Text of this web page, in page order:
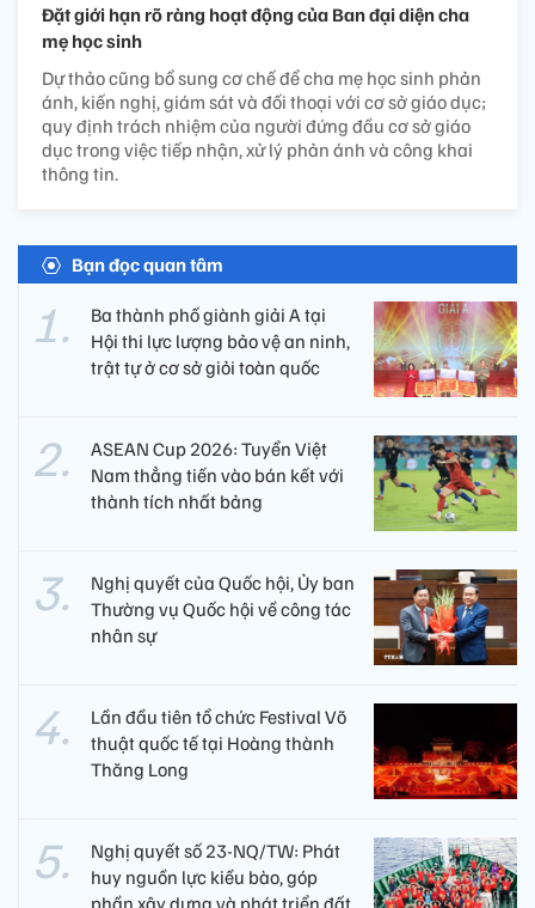
Đặt giới hạn rõ ràng hoạt động của Ban đại diện cha
mẹ học sinh
Dự thảo cũng bổ sung cơ chế để cha mẹ học sinh phản
ánh, kiến nghị, giám sát và đối thoại với cơ sở giáo dục;
quy định trách nhiệm của người đứng đầu cơ sở giáo
dục trong việc tiếp nhận, xử lý phản ánh và công khai
thông tin.
Bạn đọc quan tâm
Ba thành phố giành giải A tại
Hội thi lực lượng bảo vệ an ninh,
trật tự ở cơ sở giỏi toàn quốc
ASEAN Cup 2026: Tuyển Việt
Nam thẳng tiến vào bán kết với
thành tích nhất bảng
Nghị quyết của Quốc hội, Ủy ban
Thường vụ Quốc hội về công tác
nhân sự
Lần đầu tiên tổ chức Festival Võ
thuật quốc tế tại Hoàng thành
Thăng Long
Nghị quyết số 23-NQ/TW: Phát
huy nguồn lực kiều bào, góp
phần xây dựng và phát triển đất